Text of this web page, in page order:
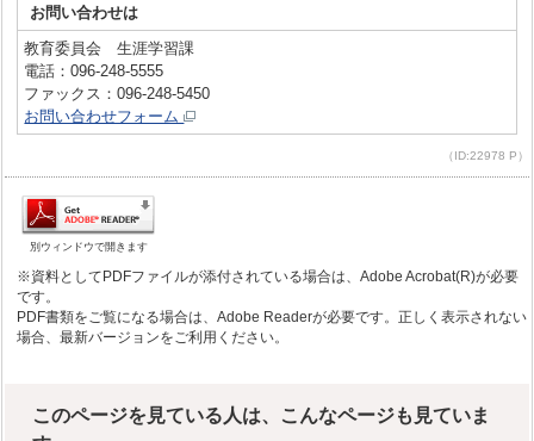
お問い合わせは
教育委員会 生涯学習課
電話：096-248-5555
ファックス：096-248-5450
お問い合わせフォーム
（ID:22978 P）
別ウィンドウで開きます
※資料としてPDFファイルが添付されている場合は、Adobe Acrobat(R)が必要
です。
PDF書類をご覧になる場合は、Adobe Readerが必要です。正しく表示されない
場合、最新バージョンをご利用ください。
このページを見ている人は、こんなページも見ていま